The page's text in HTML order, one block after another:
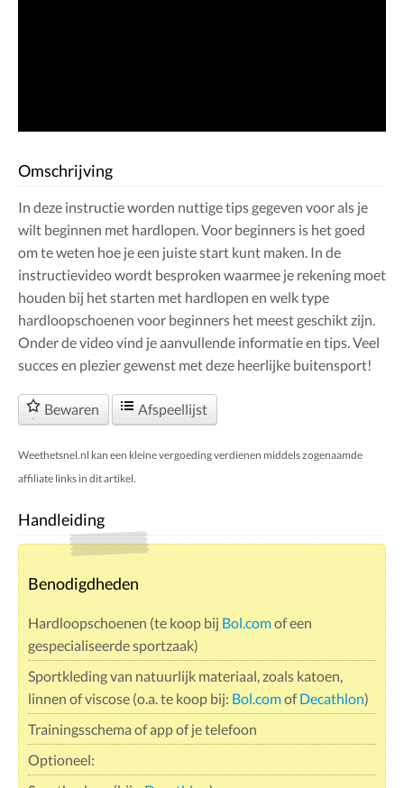
Omschrijving
In deze instructie worden nuttige tips gegeven voor als je
wilt beginnen met hardlopen. Voor beginners is het goed
om te weten hoe je een juiste start kunt maken. In de
instructievideo wordt besproken waarmee je rekening moet
houden bij het starten met hardlopen en welk type
hardloopschoenen voor beginners het meest geschikt zijn.
Onder de video vind je aanvullende informatie en tips. Veel
succes en plezier gewenst met deze heerlijke buitensport!
Bewaren Afspeellijst
Weethetsnel.nl kan een kleine vergoeding verdienen middels zogenaamde
affiliate links in dit artikel.
Handleiding
Benodigdheden
Hardloopschoenen (te koop bij Bol.comof een
gespecialiseerde sportzaak)
Sportkleding van natuurlijk materiaal, zoals katoen,
linnen of viscose (o.a. te koop bij: Bol.comofDecathlon)
Trainingsschema of app of je telefoon
Optioneel: